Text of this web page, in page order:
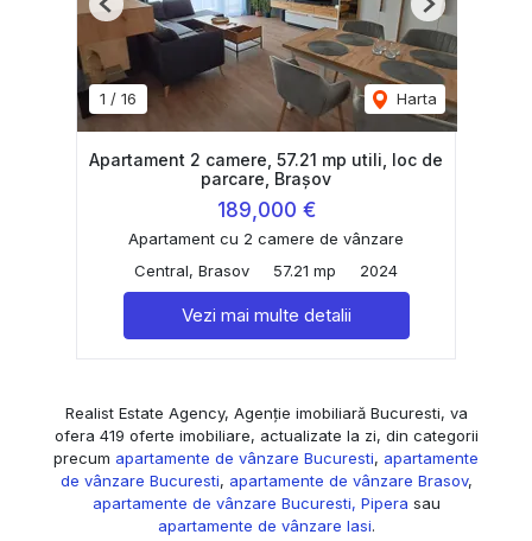
1 / 16 Harta
Previous Next
Apartament 2 camere, 57.21 mp utili, loc de
parcare, Brașov
189,000 €
Apartament cu 2 camere de vânzare
Central, Brasov
57.21 mp 2024
Vezi mai multe detalii
Realist Estate Agency, Agenție imobiliară Bucuresti, va
ofera 419 oferte imobiliare, actualizate la zi, din categorii
precum apartamente de vânzare Bucuresti, apartamente
de vânzare Bucuresti, apartamente de vânzare Brasov,
apartamente de vânzare Bucuresti, Pipera sau
apartamente de vânzare Iasi.